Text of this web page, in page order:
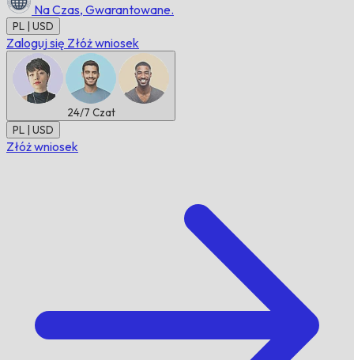
Na Czas, Gwarantowane.
PL | USD
Zaloguj się Złóż wniosek
24/7 Czat
PL | USD
Złóż wniosek